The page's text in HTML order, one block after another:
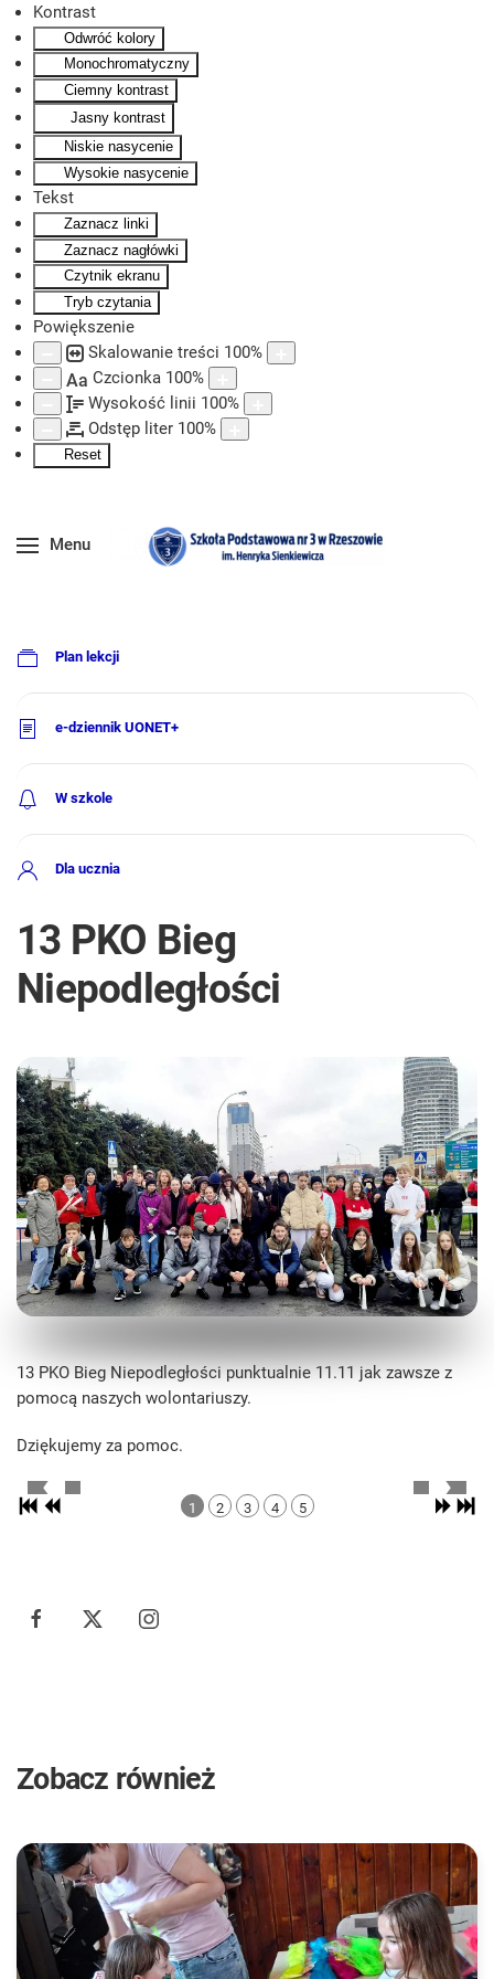
Kontrast
Odwróć kolory
Monochromatyczny
Ciemny kontrast
Jasny kontrast
Niskie nasycenie
Wysokie nasycenie
Tekst
Zaznacz linki
Zaznacz nagłówki
Czytnik ekranu
Tryb czytania
Powiększenie
Skalowanie treści 100%
Aa Czcionka 100%
Wysokość linii 100%
Odstęp liter 100%
Reset
Skip to main content
Menu
Plan lekcji
e-dziennik UONET+
W szkole
Dla ucznia
13 PKO Bieg
Niepodległości
13 PKO Bieg Niepodległości punktualnie 11.11 jak zawsze z
pomocą naszych wolontariuszy.
Dziękujemy za pomoc.
1 2 3 4 5
Zobacz również